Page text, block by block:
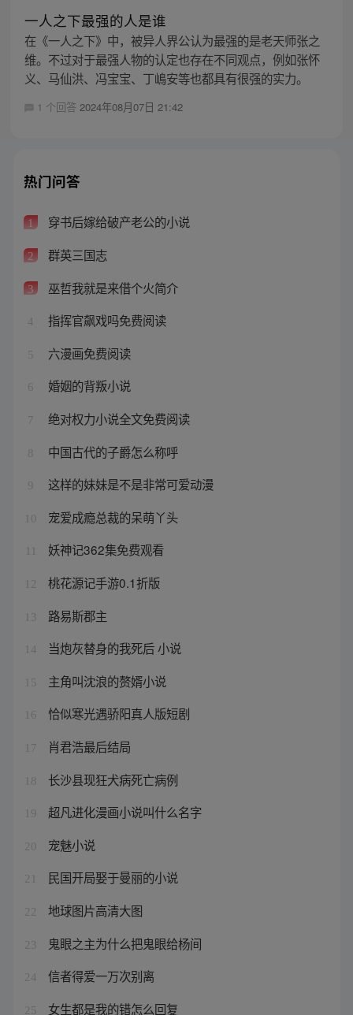
一人之下最强的人是谁
在《一人之下》中，被异人界公认为最强的是老天师张之
维。不过对于最强人物的认定也存在不同观点，例如张怀
义、马仙洪、冯宝宝、丁嶋安等也都具有很强的实力。
1 个回答 2024年08月07日 21:42
热门问答
1 穿书后嫁给破产老公的小说
2 群英三国志
3 巫哲我就是来借个火简介
4 指挥官飙戏吗免费阅读
5 六漫画免费阅读
6 婚姻的背叛小说
7 绝对权力小说全文免费阅读
8 中国古代的子爵怎么称呼
9 这样的妹妹是不是非常可爱动漫
10 宠爱成瘾总裁的呆萌丫头
妖神记362集免费观看
12 桃花源记手游0.1折版
13 路易斯郡主
14 当炮灰替身的我死后 小说
15 主角叫沈浪的赘婿小说
16 恰似寒光遇骄阳真人版短剧
17 肖君浩最后结局
18 长沙县现狂犬病死亡病例
19 超凡进化漫画小说叫什么名字
20 宠魅小说
21 民国开局娶于曼丽的小说
22 地球图片高清大图
23 鬼眼之主为什么把鬼眼给杨间
24 信者得爱一万次别离
25 女生都是我的错怎么回复